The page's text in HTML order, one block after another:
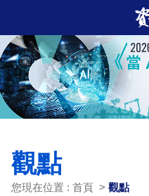
觀點
您現在位置 : 首頁 > 觀點